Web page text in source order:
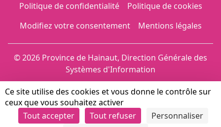
Ce site utilise des cookies et vous donne le contrôle sur
ceux que vous souhaitez activer
Tout accepter
Tout refuser
Personnaliser
Politique de confidentialité
Politique de cookies
Modifiez votre consentement
Mentions légales
© 2026 Province de Hainaut, Direction Générale des
Systèmes d'Information